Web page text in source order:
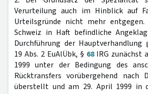
Verurteilung auch im Hinblick auf
Urteilsgründe nicht mehr
Schweiz in Haft befindliche
Durchführung der Hauptverhandlung
19 Abs. 2 EuAlÜbk, § 68IRG zunächst
1999 unter der Bedingung des
Rücktransfers vorübergehend nach
überstellt und am 29. April 1999 in